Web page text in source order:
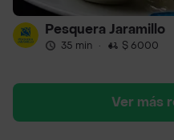
Pesquera Jaramillo
35 min · $ 6000
Ver más